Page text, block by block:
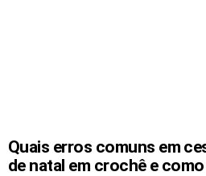
Quais erros comuns em
de natal em crochê e